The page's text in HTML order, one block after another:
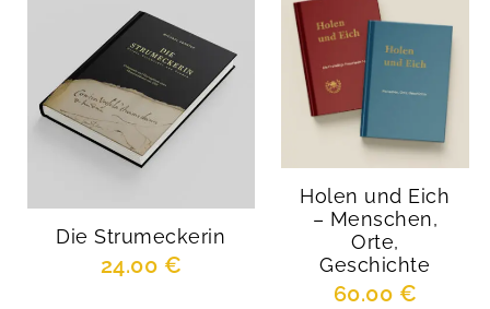
Die Strumeckerin
24.00 €
Holen und Eich
– Menschen,
Orte,
Geschichte
60.00 €